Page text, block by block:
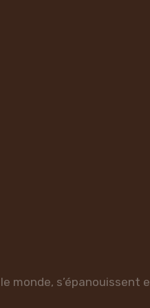
monde, s’épanouissent